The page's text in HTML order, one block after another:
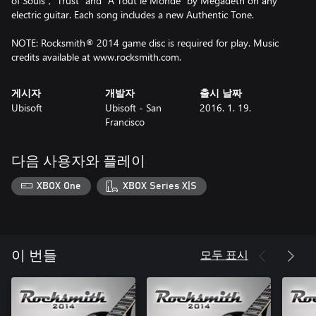
electric guitar. Each song includes a new Authentic Tone.
NOTE: Rocksmith® 2014 game disc is required for play. Music
credits available at www.rocksmith.com.
게시자
Ubisoft
개발자
Ubisoft - San
Francisco
출시 날짜
2016. 1. 19.
다음 사용자와 플레이
XBOX One XBOX Series X|S
이 번들 모두 표시